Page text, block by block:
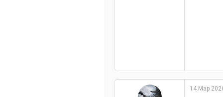
14 Мар